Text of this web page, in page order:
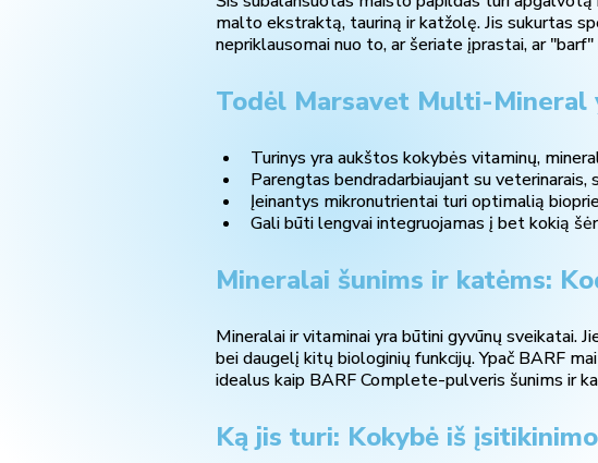
malto ekstraktą, tauriną ir katžolę. Jis sukurtas
nepriklausomai nuo to, ar šeriate įprastai, ar
Todėl Marsavet Multi-Mineral
Turinys yra aukštos kokybės vitaminų,
Parengtas bendradarbiaujant su
Įeinantys mikronutrientai turi optimalią
Gali būti lengvai integruojamas į bet kokią
Mineralai šunims ir katėms:
Mineralai ir vitaminai yra būtini gyvūnų sveikatai.
bei daugelį kitų biologinių funkcijų. Ypač BARF
idealus kaip BARF Complete-pulveris šunims ir
Ką jis turi: Kokybė iš įsitikinimo